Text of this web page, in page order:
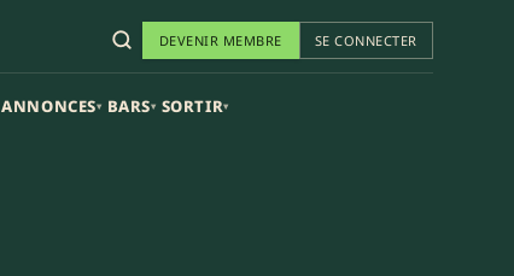
DEVENIR MEMBRE SE CONNECTER
ANNONCES▾ BARS▾ SORTIR▾